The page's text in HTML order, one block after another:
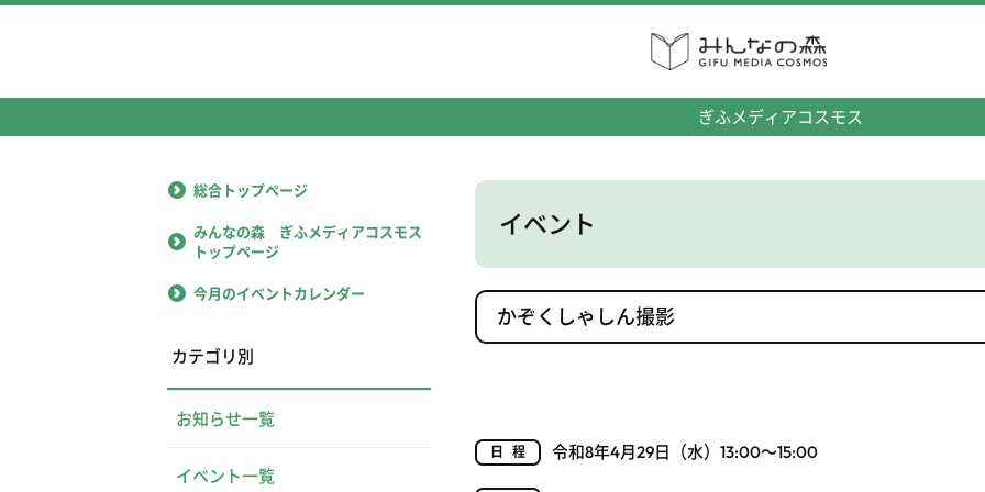
ぎふメディアコスモス
イベント
かぞくしゃしん撮影
日程 令和8年4月29日（水）13:00～15:00
総合トップページ
みんなの森 ぎふメディアコスモス
トップページ
今月のイベントカレンダー
カテゴリ別
お知らせ一覧
イベント一覧